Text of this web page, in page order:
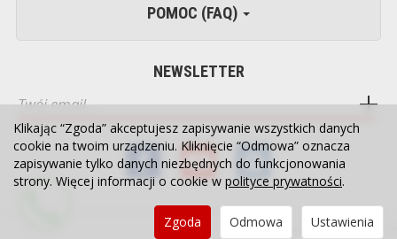
POMOC (FAQ)
NEWSLETTER
Sklep internetowy SOTE
Klikając “Zgoda” akceptujesz zapisywanie wszystkich danych
cookie na twoim urządzeniu. Kliknięcie “Odmowa” oznacza
zapisywanie tylko danych niezbędnych do funkcjonowania
strony. Więcej informacji o cookie w polityce prywatności.
Ustawienia
Odmowa
Zgoda